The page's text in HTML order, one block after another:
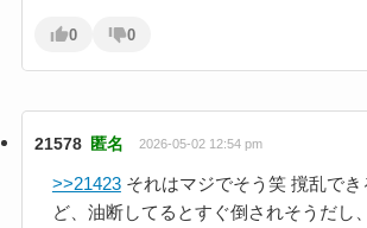
0 0
21578 匿名 2026-05-02 12:54 pm
>>21423それはマジでそう笑 撹乱でき
ど、油断してるとすぐ倒されそうだし